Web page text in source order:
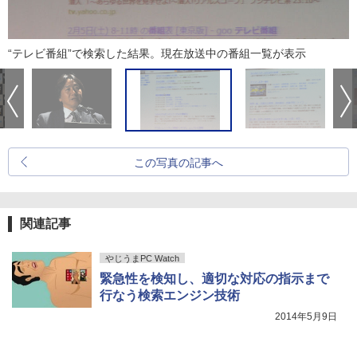
“テレビ番組”で検索した結果。現在放送中の番組一覧が表示
この写真の記事へ
関連記事
やじうまPC Watch
緊急性を検知し、適切な対応の指示まで
行なう検索エンジン技術
2014年5月9日